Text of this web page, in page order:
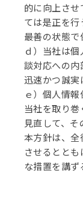
的に向上さ
ては是正を
最善の状態で
ｄ）当社は
談対応への内
迅速かつ誠実
ｅ）個人情報
当社を取り
見直して、そ
本方針は、
させるとと
な措置を講ず